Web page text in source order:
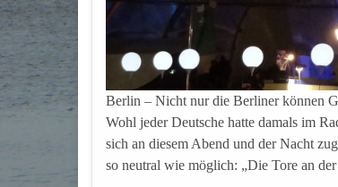
Berlin – Nicht nur die Berliner können
Wohl jeder Deutsche hatte damals im
sich an diesem Abend und der Nacht
so neutral wie möglich: „Die Tore an